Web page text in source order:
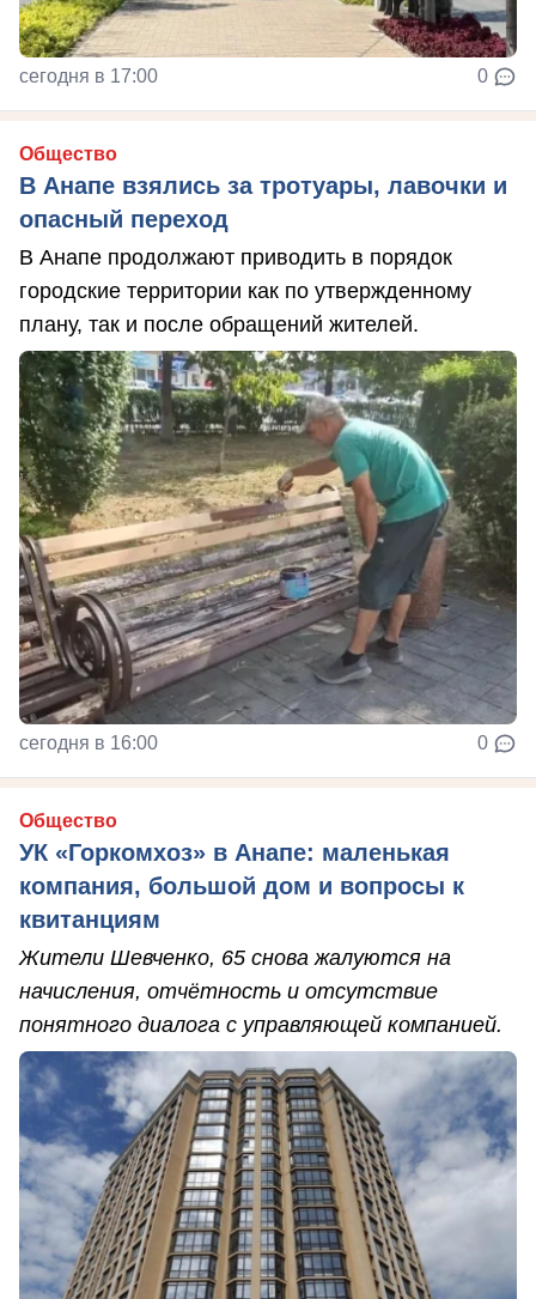
сегодня в 17:00 0
Общество
В Анапе взялись за тротуары, лавочки и
опасный переход
В Анапе продолжают приводить в порядок
городские территории как по утвержденному
плану, так и после обращений жителей.
сегодня в 16:00 0
Общество
УК «Горкомхоз» в Анапе: маленькая
компания, большой дом и вопросы к
квитанциям
Жители Шевченко, 65 снова жалуются на
начисления, отчётность и отсутствие
понятного диалога с управляющей компанией.